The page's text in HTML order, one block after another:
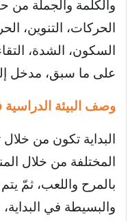
والكلمة والجملة من
الحركات، التنوين،
السكون، الشدة،
على ما سبق، مدخل
وصف البيئة الدراسية
البداية تكون من
المختلفة من خلال
بالمرح واللعب، ثمّ
والبسيطة في